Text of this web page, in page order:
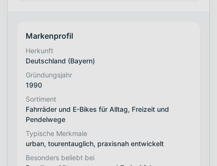
Markenprofil
Herkunft
Deutschland (Bayern)
Gründungsjahr
1990
Sortiment
Fahrräder und E-Bikes für Alltag, Freizeit und
Pendelwege
Typische Merkmale
urban, tourentauglich, praxisnah entwickelt
Besonders beliebt bei